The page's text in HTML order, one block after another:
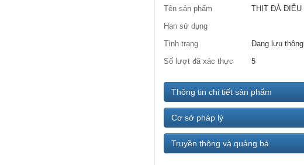
Tên sản phẩm
THỊT ĐÀ ĐIỂU
Hạn sử dụng
Tình trạng
Đang lưu thông
Số lượt đã xác thực
5
Thông tin chi tiết sản phẩm
Cơ sở pháp lý
Truyền thông và quảng bá